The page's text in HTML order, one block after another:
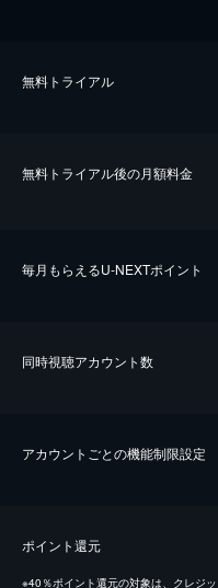
無料トライアル
無料トライアル後の⽉額料金
毎⽉もらえるU-NEXTポイント
同時視聴アカウント数
アカウントごとの機能制限設定
ポイント還元
※40％ポイント還元の対象は、クレジ